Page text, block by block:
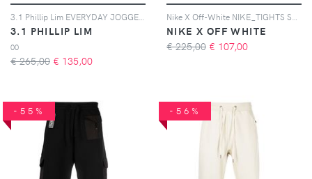
3.1 Phillip Lim EVERYDAY JOGGER - Blu
3.1 PHILLIP LIM
00
€ 265,00 € 135,00
Nike X Off-White NIKE_TIGHTS STRIPES TOP BLACK BLUE - Nero
NIKE X OFF WHITE
€ 225,00 € 107,00
-55% -56%